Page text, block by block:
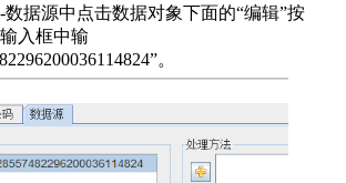
据源中点击数据对象下面的“编辑”按
入框中输
。